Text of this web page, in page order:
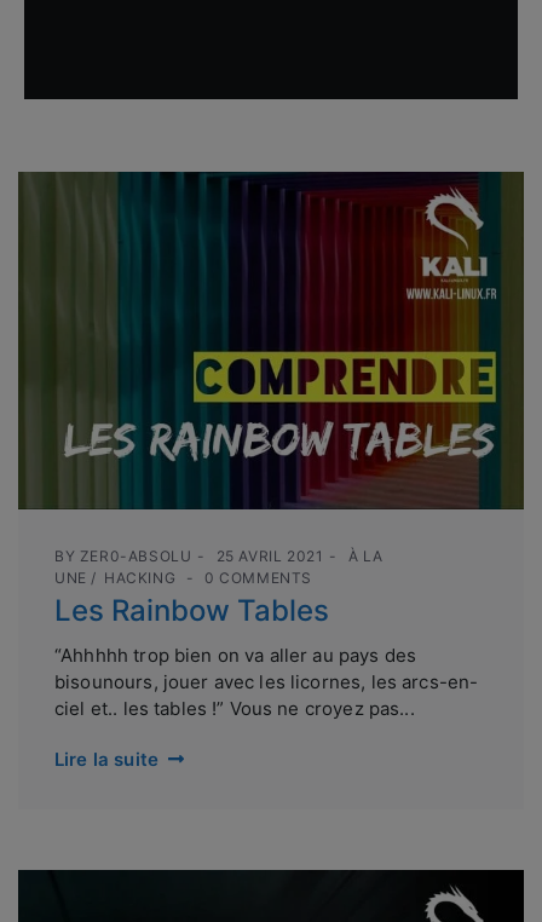
BY ZER0-ABSOLU 25 AVRIL 2021
À LA
UNE
HACKING 0 COMMENTS
Les Rainbow Tables
“Ahhhhh trop bien on va aller au pays des
bisounours, jouer avec les licornes, les arcs-en-
ciel et.. les tables !” Vous ne croyez pas...
Lire la suite